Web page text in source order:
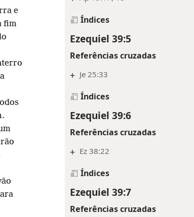
Índices
Ezequiel 39:5
Referências cruzadas
+ Je 25:33
Índices
Ezequiel 39:6
Referências cruzadas
+ Ez 38:22
Índices
Ezequiel 39:7
Referências cruzadas
e
fim